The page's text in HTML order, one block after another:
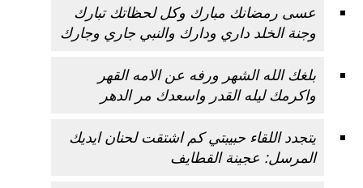
عسى رمضانك مبارك وكل لحظاتك تبارك
وجنة الخلد داري ودارك والنبي جاري وجارك
بلغك الله الشهر ورفه عن الامه القهر
واكرمك ليله القدر واسعدك مر الدهر
يتجدد اللقاء حبيبتي كم اشتقت لحنان ايديك
المرسل: عجينة القطايف